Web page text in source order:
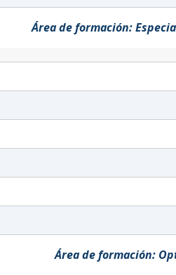
Área de formación:
Área de formación: